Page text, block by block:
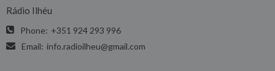
Rádio Ilhéu
Phone: +351 924 293 996
Email: info.radioilheu@gmail.com